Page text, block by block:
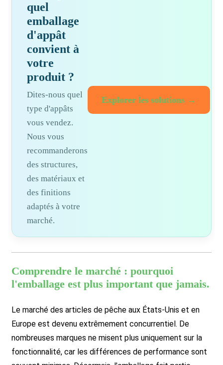
quel
emballage
d'appât
convient à
votre
produit ?
Dites-nous quel
type d'appâts
vous vendez.
Nous vous
recommanderons
des structures,
des matériaux et
des finitions
adaptés à votre
marché.
Explorer les solutions →
Comprendre le marché : pourquoi
l'emballage est plus important que jamais.
Le marché des articles de pêche aux États-Unis et en
Europe est devenu extrêmement concurrentiel. De
nombreuses marques ne misent plus uniquement sur la
fonctionnalité, car les différences de performance sont